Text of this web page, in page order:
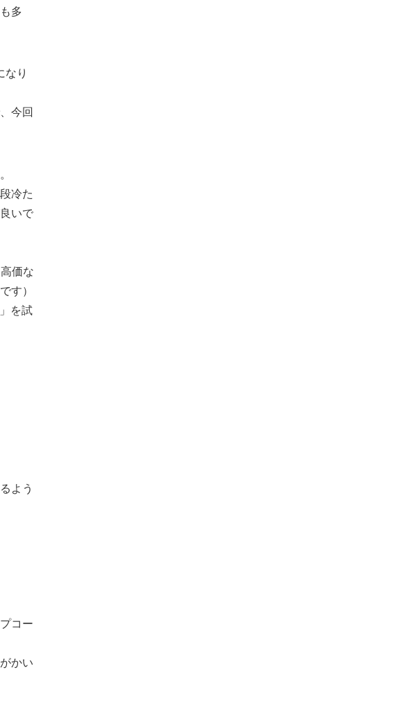
多
なり
今回
冷た
いで
価な
す）
」を試
よう
コー
かい